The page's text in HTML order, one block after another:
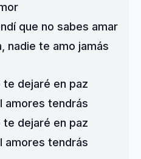
que no sabes amar
nadie te amo jamás
dejaré en paz
amores tendrás
dejaré en paz
amores tendrás